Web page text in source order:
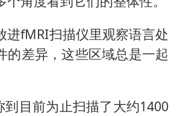
进fMRI扫描仪里观察语言处
的差异，这些区域总是一起
到目前为止扫描了大约1400